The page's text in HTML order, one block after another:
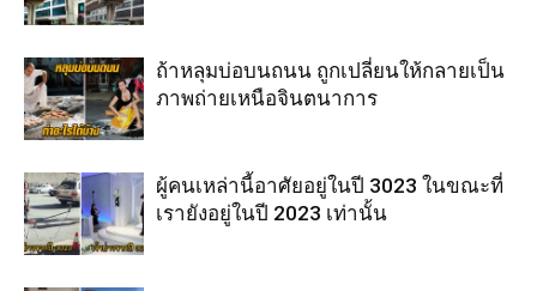
ถ้าหลุมบ่อบนถนน ถูกเปลี่ยนให้กลายเป็น
ภาพถ่ายเหนือจินตนาการ
ผู้คนเหล่านี้อาศัยอยู่ในปี 3023 ในขณะที่
เรายังอยู่ในปี 2023 เท่านั้น